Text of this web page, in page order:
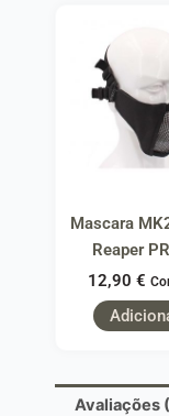
Mascara
Reaper
12,90 €
Avaliações